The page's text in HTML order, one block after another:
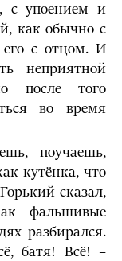
с упоением и
как обычно с
его с отцом. И
неприятной
после того
во время
поучаешь,
кутёнка, что
сказал,
фальшивые
разбирался.
батя! Всё! –